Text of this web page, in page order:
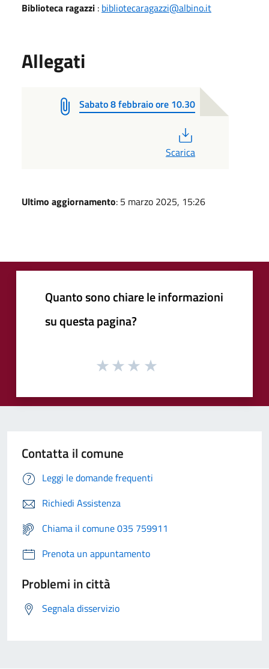
Biblioteca ragazzi : bibliotecaragazzi@albino.it
Allegati
Sabato 8 febbraio ore 10.30
Scarica
Ultimo aggiornamento: 5 marzo 2025, 15:26
Quanto sono chiare le informazioni
su questa pagina?
Contatta il comune
Leggi le domande frequenti
Richiedi Assistenza
Chiama il comune 035 759911
Prenota un appuntamento
Problemi in città
Segnala disservizio